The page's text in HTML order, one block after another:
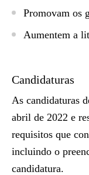
Promovam os
Aumentem a
Candidaturas
As candidaturas
abril de 2022 e
requisitos que
incluindo o
candidatura.